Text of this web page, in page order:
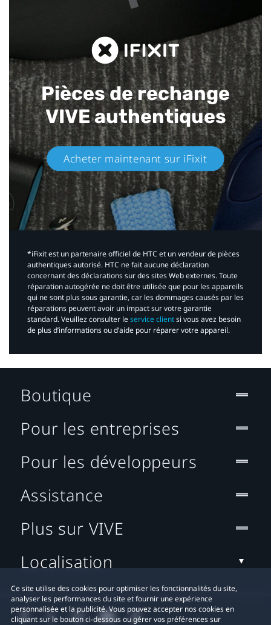
Pièces de rechange
VIVE authentiques​
Acheter maintenant sur iFixit​
*iFixit est un partenaire officiel de HTC et un vendeur de pièces
authentiques autorisé. HTC ne fait aucune déclaration
concernant des déclarations sur des sites Web externes. Toute
réparation autogérée ne doit être utilisée que pour les appareils
qui ne sont plus sous garantie, car les dommages causés par les
réparations peuvent avoir un impact sur votre garantie
standard. Veuillez consulter leservice clientsi vous avez besoin
de plus d’informations ou d’aide pour réparer votre appareil.​
Ce site utilise des cookies pour optimiser les fonctionnalités du site,
analyser les performances du site et fournir une expérience
personnalisée et la publicité. Vous pouvez accepter nos cookies en
cliquant sur le bouton ci-dessous ou gérer vos préférences sur
Boutique
Pour les entreprises
Pour les développeurs
Assistance
Plus sur VIVE
Localisation